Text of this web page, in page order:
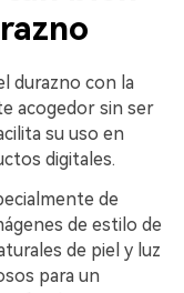
durazno con la
acogedor sin ser
su uso en
digitales.
de
de estilo de
de piel y luz
para un